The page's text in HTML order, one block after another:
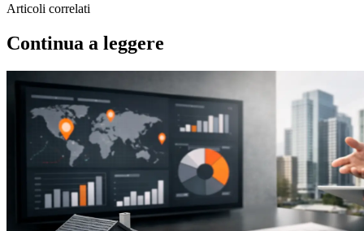
Articoli correlati
Continua a leggere